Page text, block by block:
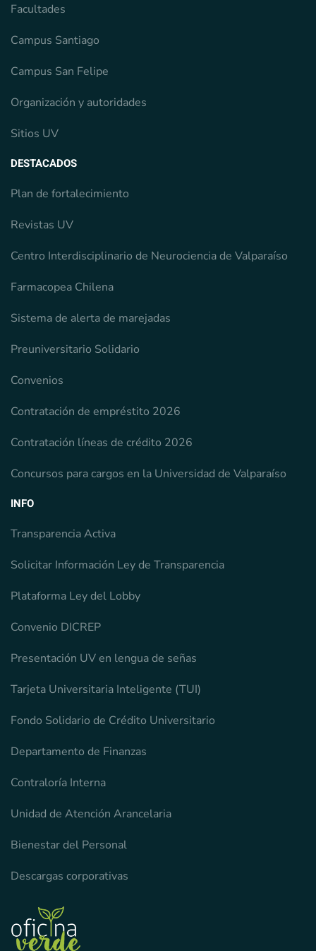
Facultades
Campus Santiago
Campus San Felipe
Organización y autoridades
Sitios UV
DESTACADOS
Plan de fortalecimiento
Revistas UV
Centro Interdisciplinario de Neurociencia de Valparaíso
Farmacopea Chilena
Sistema de alerta de marejadas
Preuniversitario Solidario
Convenios
Contratación de empréstito 2026
Contratación líneas de crédito 2026
Concursos para cargos en la Universidad de Valparaíso
INFO
Transparencia Activa
Solicitar Información Ley de Transparencia
Plataforma Ley del Lobby
Convenio DICREP
Presentación UV en lengua de señas
Tarjeta Universitaria Inteligente (TUI)
Fondo Solidario de Crédito Universitario
Departamento de Finanzas
Contraloría Interna
Unidad de Atención Arancelaria
Bienestar del Personal
Descargas corporativas